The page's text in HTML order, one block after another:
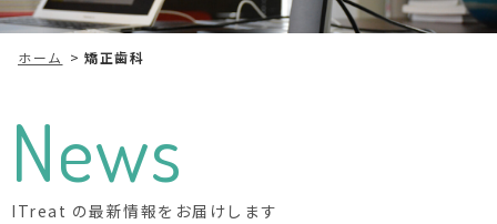
ホーム 矯正歯科
News
ITreat の最新情報をお届けします